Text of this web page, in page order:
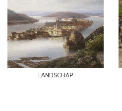
landschap